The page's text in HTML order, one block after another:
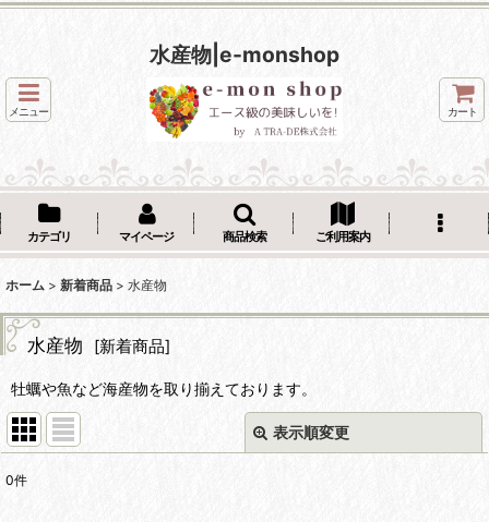
水産物|e-monshop
メニュー カート
カテゴリ マイページ 商品検索 ご利用案内
ホーム > 新着商品 > 水産物
水産物 [新着商品]
牡蠣や魚など海産物を取り揃えております。
表示順変更
0件